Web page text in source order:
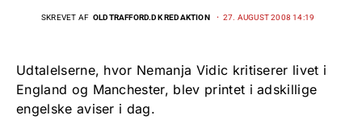
SKREVET AF OLDTRAFFORD.DK REDAKTION 27. AUGUST 2008 14:19
Udtalelserne, hvor Nemanja Vidic kritiserer livet i
England og Manchester, blev printet i adskillige
engelske aviser i dag.